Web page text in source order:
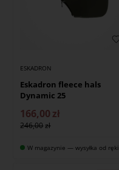
ESKADRON
Eskadron fleece hals
Dynamic 25
166,00 zł
246,00
W magazynie — wysyłka od ręki